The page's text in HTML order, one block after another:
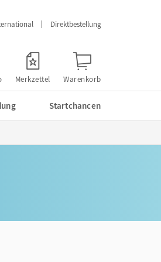
Direktbestellung
Merkzettel Warenkorb
Startchancen